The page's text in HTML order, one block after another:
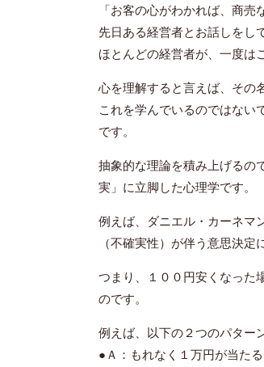
「お客の心がわかれば、商売
先日ある経営者とお話しをし
ほとんどの経営者が、一度は
心を理解すると言えば、その
これを学んでいるのではない
です。
抽象的な理論を積み上げるの
実」に立脚した心理学です。
例えば、ダニエル・カーネマ
（不確実性）が伴う意思決
つまり、１００円安くなった
のです。
例えば、以下の２つのパター
●Ａ：もれなく１万円が当た